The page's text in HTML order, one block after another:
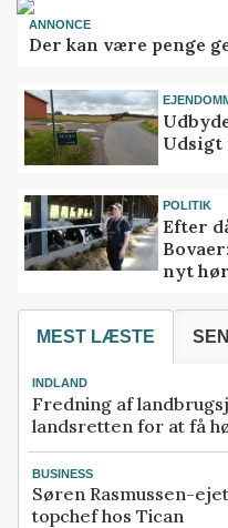
ANNONCE
Der kan være penge
POLITIK
Efter
nyt
MEST LÆSTE
INDLAND
Fredning af
landsretten for at få
BUSINESS
Søren Rasmussen-
topchef hos Tican